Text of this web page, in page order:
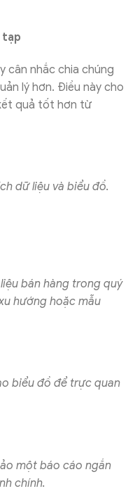
tạp
cân nhắc chia chúng
lý hơn. Điều này cho
quả tốt hơn từ
dữ liệu và biểu đồ.
bán hàng trong quý
hướng hoặc mẫu
biểu đồ để trực quan
một báo cáo ngắn
chính.